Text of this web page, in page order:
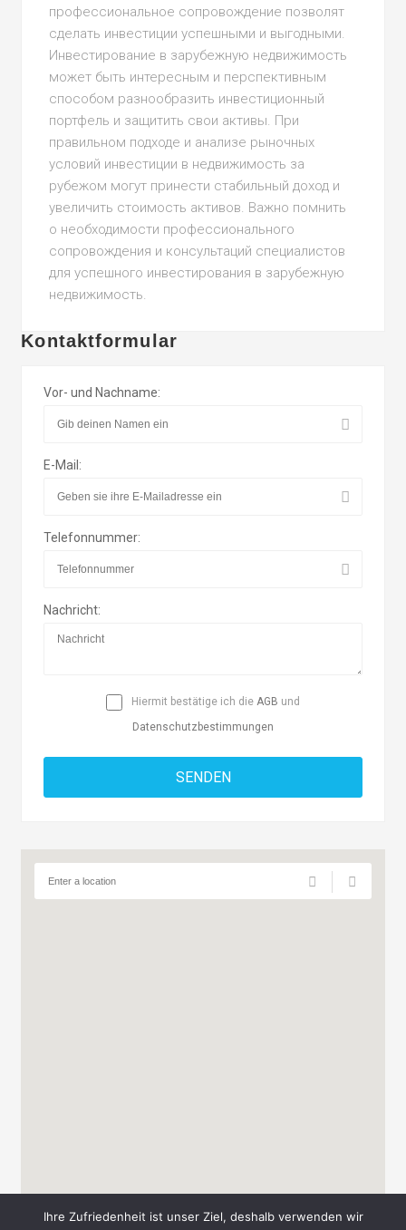
профессиональное сопровождение позволят
сделать инвестиции успешными и выгодными.
Инвестирование в зарубежную недвижимость
может быть интересным и перспективным
способом разнообразить инвестиционный
портфель и защитить свои активы. При
правильном подходе и анализе рыночных
условий инвестиции в недвижимость за
рубежом могут принести стабильный доход и
увеличить стоимость активов. Важно помнить
о необходимости профессионального
сопровождения и консультаций специалистов
для успешного инвестирования в зарубежную
недвижимость.
Kontaktformular
Vor- und Nachname:
E-Mail:
Telefonnummer:
Nachricht:
Hiermit bestätige ich die AGB und
Datenschutzbestimmungen
Ihre Zufriedenheit ist unser Ziel, deshalb verwenden wir